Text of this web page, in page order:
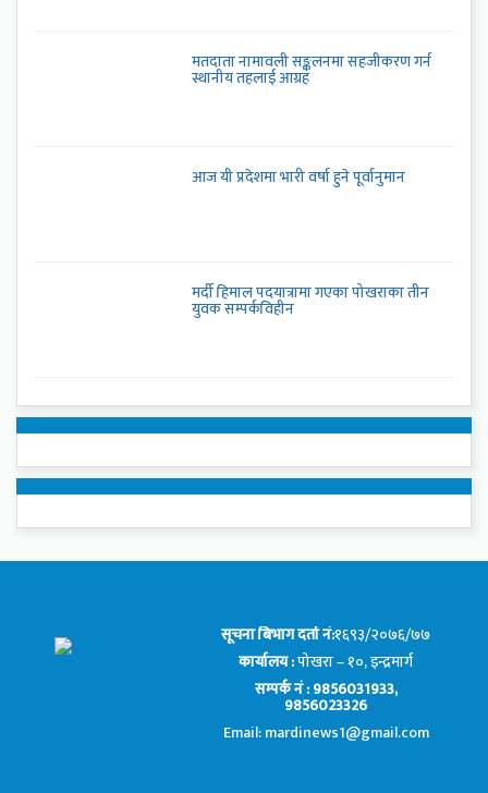
मतदाता नामावली सङ्कलनमा सहजीकरण गर्न
स्थानीय तहलाई आग्रह
आज यी प्रदेशमा भारी वर्षा हुने पूर्वानुमान
मर्दी हिमाल पदयात्रामा गएका पोखराका तीन
युवक सम्पर्कविहीन
सूचना बिभाग दर्ता नं:१६९३/२०७६/७७
कार्यालय :पोखरा – १०, इन्द्रमार्ग
सम्पर्क नं : 9856031933,
9856023326
Email: mardinews1@gmail.com